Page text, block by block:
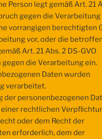
Person legt gemäß Art. 21
gegen die Verarbeitung
vorrangigen berechtigten
vor, oder die
Art. 21 Abs. 2 DS-GVO
die Verarbeitung ein.
Daten wurden
verarbeitet.
der personenbezogenen
rechtlichen
oder dem Recht der
erforderlich, dem der